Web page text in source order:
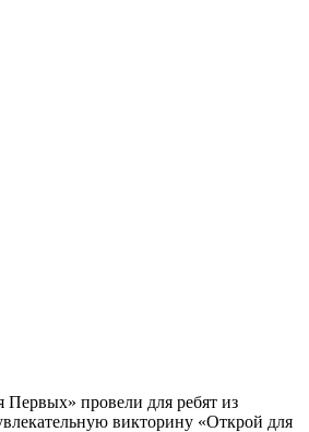
провели для ребят из
викторину «Открой для